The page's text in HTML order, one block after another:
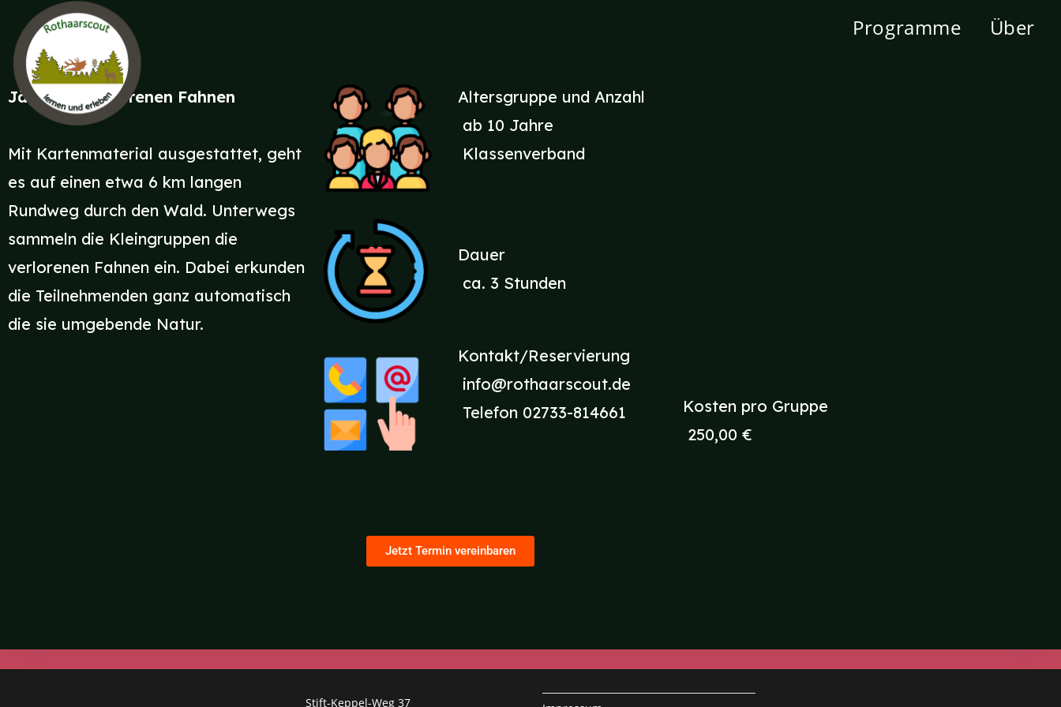
Programme Über
Jäger der verlorenen Fahnen
Mit Kartenmaterial ausgestattet, geht
es auf einen etwa 6 km langen
Rundweg durch den Wald. Unterwegs
sammeln die Kleingruppen die
verlorenen Fahnen ein. Dabei erkunden
die Teilnehmenden ganz automatisch
die sie umgebende Natur.
Altersgruppe und Anzahl
ab 10 Jahre
Klassenverband
Dauer
ca. 3 Stunden
Kontakt/Reservierung
info@rothaarscout.de
Telefon 02733-814661
Kosten pro Gruppe
250,00 €
Jetzt Termin vereinbaren
Stift-Keppel-Weg 37